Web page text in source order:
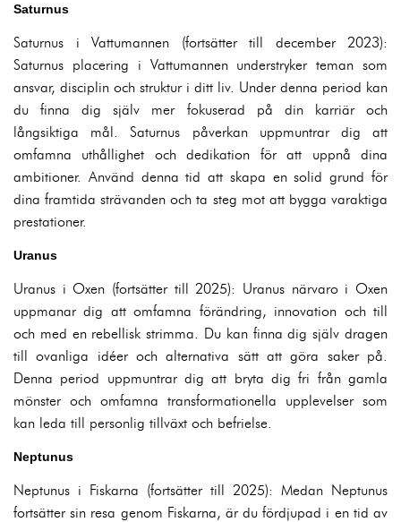
Saturnus
Saturnus i Vattumannen (fortsätter till december 2023):
Saturnus placering i Vattumannen understryker teman som
ansvar, disciplin och struktur i ditt liv. Under denna period kan
du finna dig själv mer fokuserad på din karriär och
långsiktiga mål. Saturnus påverkan uppmuntrar dig att
omfamna uthållighet och dedikation för att uppnå dina
ambitioner. Använd denna tid att skapa en solid grund för
dina framtida strävanden och ta steg mot att bygga varaktiga
prestationer.
Uranus
Uranus i Oxen (fortsätter till 2025): Uranus närvaro i Oxen
uppmanar dig att omfamna förändring, innovation och till
och med en rebellisk strimma. Du kan finna dig själv dragen
till ovanliga idéer och alternativa sätt att göra saker på.
Denna period uppmuntrar dig att bryta dig fri från gamla
mönster och omfamna transformationella upplevelser som
kan leda till personlig tillväxt och befrielse.
Neptunus
Neptunus i Fiskarna (fortsätter till 2025): Medan Neptunus
fortsätter sin resa genom Fiskarna, är du fördjupad i en tid av